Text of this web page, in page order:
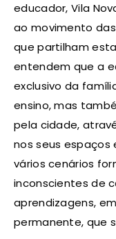
educador, Vila
ao movimento
que partilham
entendem que a
exclusivo da
ensino, mas
pela cidade,
nos seus
vários cenários
inconscientes de
aprendizagens,
permanente, que